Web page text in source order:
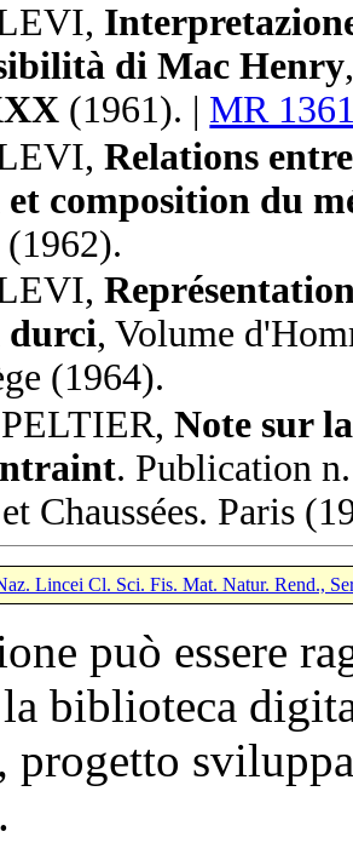
,
di Mac Henry
(1961). | MR
,Relations
et composition du
(1962).
,
durci, Volume
(1964).
PELTIER,Note sur
. Publication
Chaussées. Paris (
Lincei Cl. Sci. Fis. Mat. Natur. Rend.,
può essere
biblioteca
, progetto